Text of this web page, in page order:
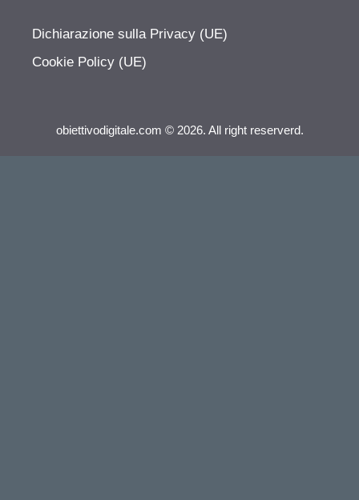
Dichiarazione sulla Privacy (UE)
Cookie Policy (UE)
obiettivodigitale.com © 2026. All right reserverd.